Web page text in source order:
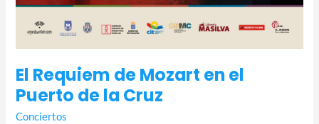
El Requiem de Mozart en el
Puerto de la Cruz
Conciertos